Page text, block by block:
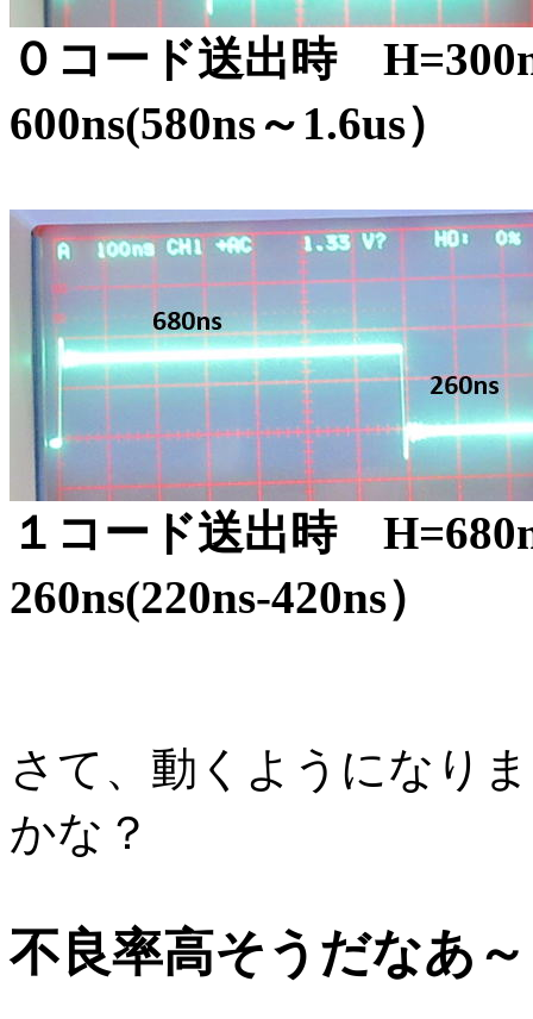
０コード送出時
600ns(580ns～1.6us）
１コード送出時
260ns(220ns-420ns）
さて、動くようになり
かな？
不良率高そうだなあ～